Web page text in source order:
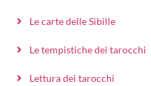
Le carte delle Sibille
Le tempistiche dei tarocchi
Lettura dei tarocchi